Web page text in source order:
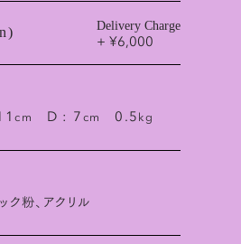
Delivery Charge
+ ¥6,000
cm D : 7cm 0.5kg
ク粉、アクリル